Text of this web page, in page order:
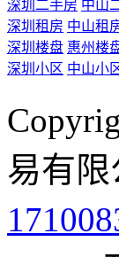
深圳二手房 中山
深圳租房 中山租
深圳楼盘 惠州楼
深圳小区 中山小
易有限